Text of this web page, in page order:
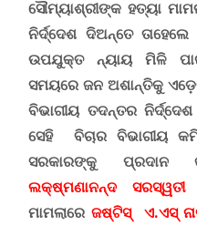
ସୌମ୍ୟାଶ୍ରୀଙ୍କ ହତ୍ୟା
ନିର୍ଦ୍ଦେଶ ଦିଅନ୍ତେ
ଉପଯୁକ୍ତ ନ୍ୟାୟ ମିଳି
ସମୟରେ ଜନ ଅଶାନ୍ତିକୁ
ବିଭାଗୀୟ ତଦନ୍ତର
ସେହି ବିଚାର ବିଭାଗୀୟ
ସରକାରଙ୍କୁ
ଲକ୍ଷ୍ମଣାନନ୍ଦ ସରସ୍ୱତୀ
ମାମଲାରେଜଷ୍ଟିସ୍ ଏ.ଏସ୍